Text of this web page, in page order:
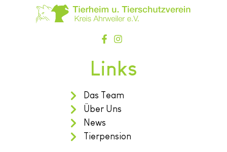
Links
Das Team
Über Uns
News
Tierpension